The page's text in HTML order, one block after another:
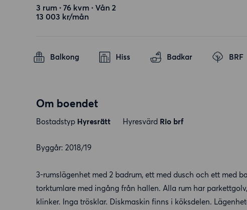
3 rum ∙ 76 kvm ∙ Vån 2
13 003 kr/mån
Balkong Hiss Badkar BRF
Om boendet
Bostadstyp Hyresrätt Hyresvärd Rio brf
Byggår: 2018/19
3-rumslägenhet med 2 badrum, ett med dusch och ett med
torktumlare med ingång från hallen. Alla rum har
klinker. Inga trösklar. Diskmaskin finns i köksdelen.